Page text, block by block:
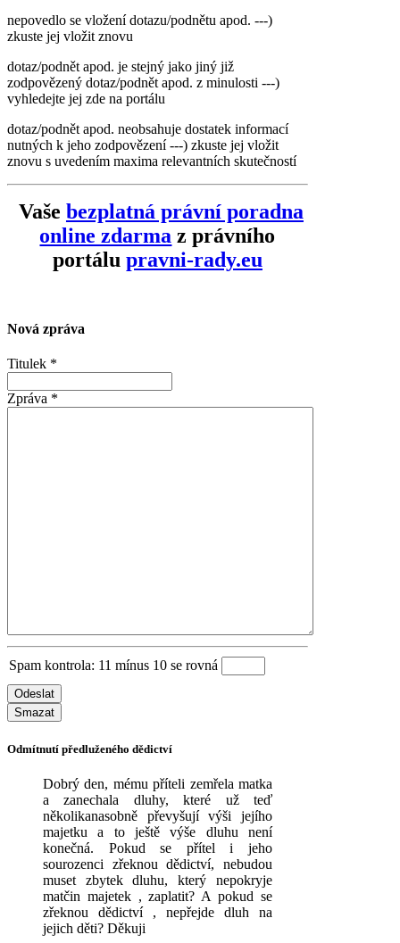
nepovedlo se vložení dotazu/podnětu apod. ---)
zkuste jej vložit znovu
dotaz/podnět apod. je stejný jako jiný již
zodpovězený dotaz/podnět apod. z minulosti ---)
vyhledejte jej zde na portálu
dotaz/podnět apod. neobsahuje dostatek informací
nutných k jeho zodpovězení ---) zkuste jej vložit
znovu s uvedením maxima relevantních skutečností
Vaše bezplatná právní poradna
online zdarma z právního
portálu pravni-rady.eu
Nová zpráva
Titulek *
Zpráva *
Spam kontrola: 11 mínus 10 se rovná
Odeslat
Smazat
Odmítnutí předluženého dědictví
Dobrý den, mému příteli zemřela matka
a zanechala dluhy, které už teď
několikanasobně převyšují výši jejího
majetku a to ještě výše dluhu není
konečná. Pokud se přítel i jeho
sourozenci zřeknou dědictví, nebudou
muset zbytek dluhu, který nepokryje
matčin majetek , zaplatit? A pokud se
zřeknou dědictví , nepřejde dluh na
jejich děti? Děkuji